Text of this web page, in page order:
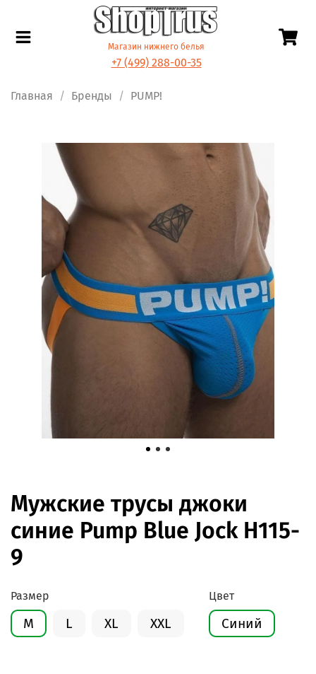
Магазин нижнего белья
+7 (499) 288-00-35
Главная Бренды PUMP!
Мужские трусы джоки
синие Pump Blue Jock H115-
9
Размер
M L XL XXL
Цвет
Синий